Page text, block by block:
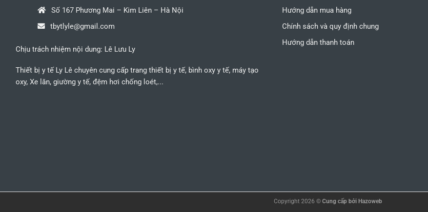
Số 167 Phương Mai – Kim Liên – Hà Nội
tbytlyle@gmail.com
Chịu trách nhiệm nội dung: Lê Lưu Ly
Thiết bị y tế Ly Lê chuyên cung cấp trang thiết bị y tế, bình oxy y tế, máy tạo
oxy, Xe lăn, giường y tế, đệm hơi chống loét,...
Hướng dẫn mua hàng
Chính sách và quy định chung
Hướng dẫn thanh toán
Copyright 2026 © Cung cấp bởi Hazoweb